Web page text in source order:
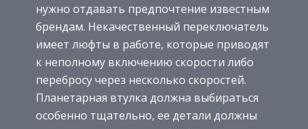
нужно отдавать предпочтение известным
брендам. Некачественный переключатель
имеет люфты в работе, которые приводят
к неполному включению скорости либо
перебросу через несколько скоростей.
Планетарная втулка должна выбираться
особенно тщательно, ее детали должны